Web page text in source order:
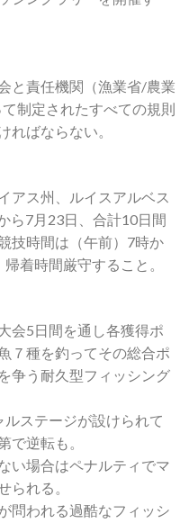
と責任機関（漁業省/農業
制定されたすべての規則
ればならない。
アス州、ルイスアルベス
ら7月23日、合計10日間
技時間は（午前）7時か
着時間厳守すること。
会5日間を通し各獲得ポ
７種を釣ってその総合ポ
争う耐久型フィッシング
ステージが設けられて
で逆転も。
い場合はペナルティでマ
られる。
問われる過酷なフィッシ